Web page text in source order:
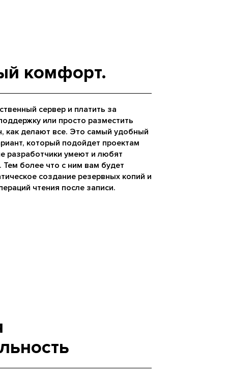
комфорт.
сервер и платить за
или просто разместить
как делают все. Это самый удобный
который подойдет проектам
разработчики умеют и любят
более что с ним вам будет
создание резервных копий и
чтения после записи.